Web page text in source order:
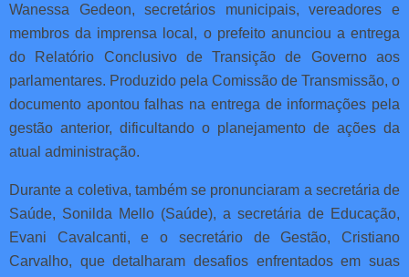
Wanessa Gedeon, secretários municipais, vereadores e
membros da imprensa local, o prefeito anunciou a entrega
do Relatório Conclusivo de Transição de Governo aos
parlamentares. Produzido pela Comissão de Transmissão, o
documento apontou falhas na entrega de informações pela
gestão anterior, dificultando o planejamento de ações da
atual administração.
Durante a coletiva, também se pronunciaram a secretária de
Saúde, Sonilda Mello (Saúde), a secretária de Educação,
Evani Cavalcanti, e o secretário de Gestão, Cristiano
Carvalho, que detalharam desafios enfrentados em suas